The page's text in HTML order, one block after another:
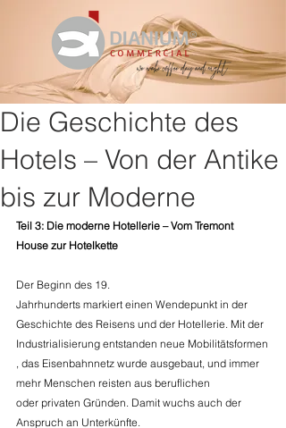
Die Geschichte des
Hotels – Von der Antike
bis zur Moderne
Teil 3: Die moderne Hotellerie – Vom Tremont
House zur Hotelkette
Der Beginn des 19.
Jahrhunderts markiert einen Wendepunkt in der
Geschichte des Reisens und der Hotellerie. Mit der
Industrialisierung entstanden neue Mobilitätsformen
, das Eisenbahnnetz wurde ausgebaut, und immer
mehr Menschen reisten aus beruflichen
oder privaten Gründen. Damit wuchs auch der
Anspruch an Unterkünfte.